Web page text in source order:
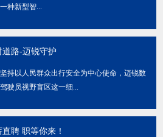
种新型智...
道路-迈锐守护
坚持以人民群众出行安全为中心使命，迈锐数
驶员视野盲区这一细...
聘 职等你来！